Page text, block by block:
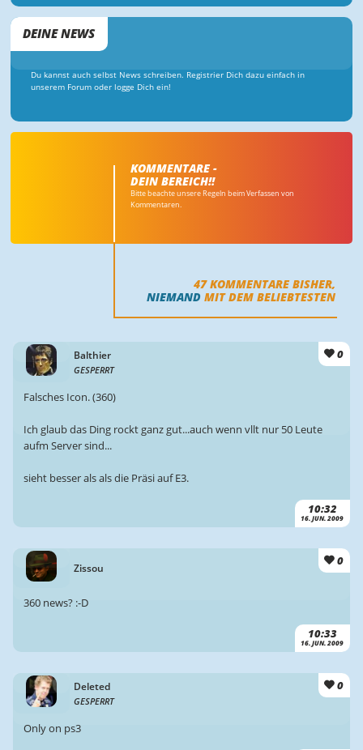
DEINE NEWS
Du kannst auch selbst News schreiben. Registrier Dich dazu einfach in
unserem Forum oder logge Dich ein!
KOMMENTARE -
DEIN BEREICH!!
Bitte beachte unsere Regeln beim Verfassen von
Kommentaren.
47KOMMENTARE BISHER,
NIEMAND MIT DEM BELIEBTESTEN
Balthier
GESPERRT
0
10:32
16. JUN. 2009
Falsches Icon. (360)
Ich glaub das Ding rockt ganz gut...auch wenn vllt nur 50 Leute
aufm Server sind...
sieht besser als als die Präsi auf E3.
Zissou
0
10:33
16. JUN. 2009
360 news? :-D
Deleted
GESPERRT
0
Only on ps3